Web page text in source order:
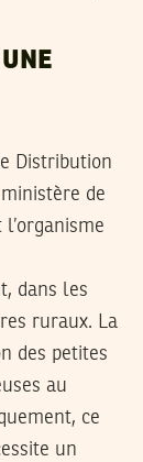
Distribution
de
dans les
ruraux. La
des petites
au
ce
un